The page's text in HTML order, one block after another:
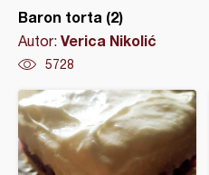
Baron torta (2)
Autor: Verica Nikolić
5728